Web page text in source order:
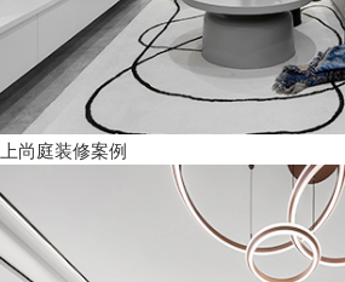
上尚庭装修案例